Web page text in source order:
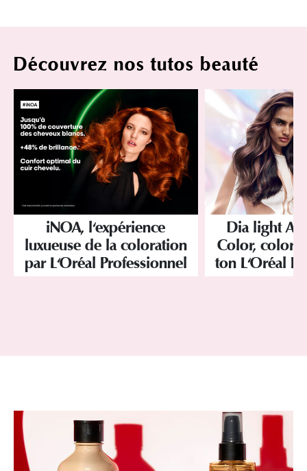
Découvrez nos tutos beauté
iNOA, l'expérience
luxueuse de la coloration
par L'Oréal Professionnel
Dia light
Color,
ton L'Oréal